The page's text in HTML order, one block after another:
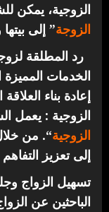
الزوجية، يمكن
الزوجة” إلى
رد المطلقة
الخدمات
إعادة بناء
الزوجية : يعمل
الزوجية“. من
إلى تعزيز
تسهيل الزواج
الباحثين عن